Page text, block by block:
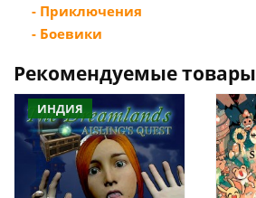
- Приключения
- Боевики
Рекомендуемые товары
ИНДИЯ